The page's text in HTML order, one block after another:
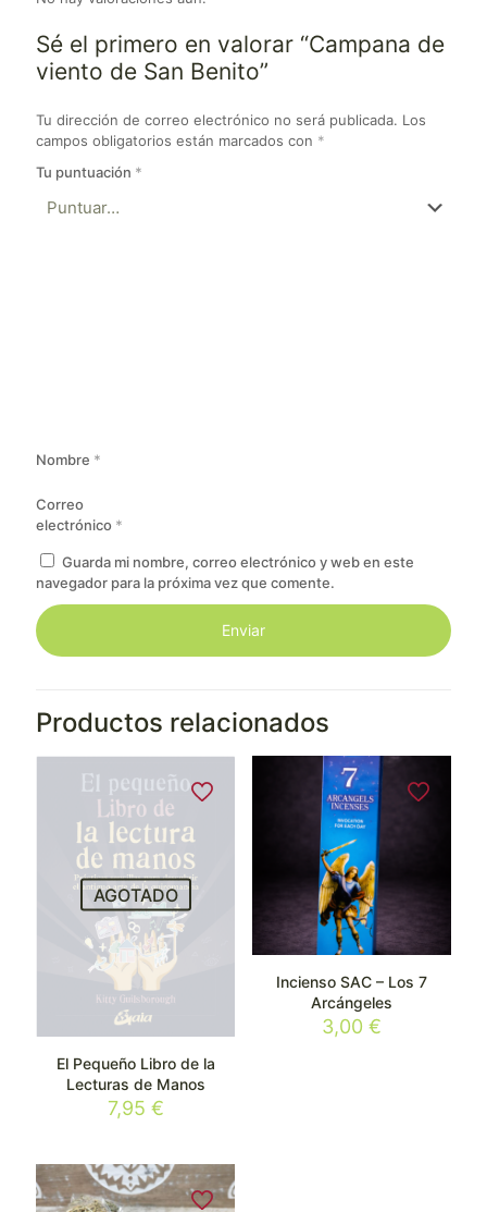
Sé el primero en valorar “Campana de
viento de San Benito”
Tu dirección de correo electrónico no será publicada. Los
campos obligatorios están marcados con *
Tu puntuación *
Nombre *
Correo
electrónico *
Guarda mi nombre, correo electrónico y web en este
navegador para la próxima vez que comente.
Productos relacionados
AGOTADO
El Pequeño Libro de la
Lecturas de Manos
7,95 €
Incienso SAC – Los 7
Arcángeles
3,00 €